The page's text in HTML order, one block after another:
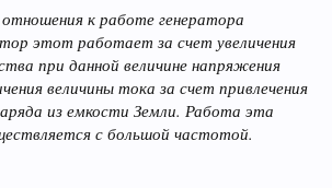
к работе генератора
этот работает за счет увеличения
при данной величине напряжения
величины тока за счет привлечения
из емкости Земли. Работа эта
с большой частотой.